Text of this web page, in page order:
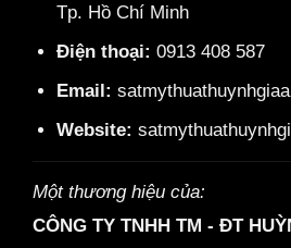
Tp. Hồ Chí Minh
Điện thoại: 0913 408 587
Email:
Website:
Một thương hiệu của:
CÔNG TY TNHH TM - ĐT